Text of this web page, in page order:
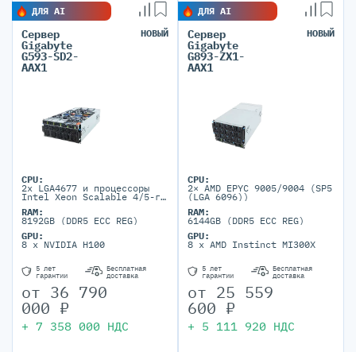
ДЛЯ AI
Сервер
Gigabyte
G593-SD2-
AAX1
НОВЫЙ
CPU:
2x LGA4677 и процессоры
Intel Xeon Scalable 4/5-го
Xeon CPU Max Series (dual
CPU, TDP до 350W)
RAM:
8192GB (DDR5 ECC REG)
GPU:
8 x NVIDIA H100
5 лет
гарантии
Бесплатная
доставка
от 36 790
000 ₽
+ 7 358 000 НДС
ДЛЯ AI
Сервер
Gigabyte
G893-ZX1-
AAX1
НОВЫЙ
CPU:
2× AMD EPYC 9005/9004 (SP5
(LGA 6096))
RAM:
6144GB (DDR5 ECC REG)
GPU:
8 x AMD Instinct MI300X
5 лет
гарантии
Бесплатная
доставка
от 25 559
600 ₽
+ 5 111 920 НДС